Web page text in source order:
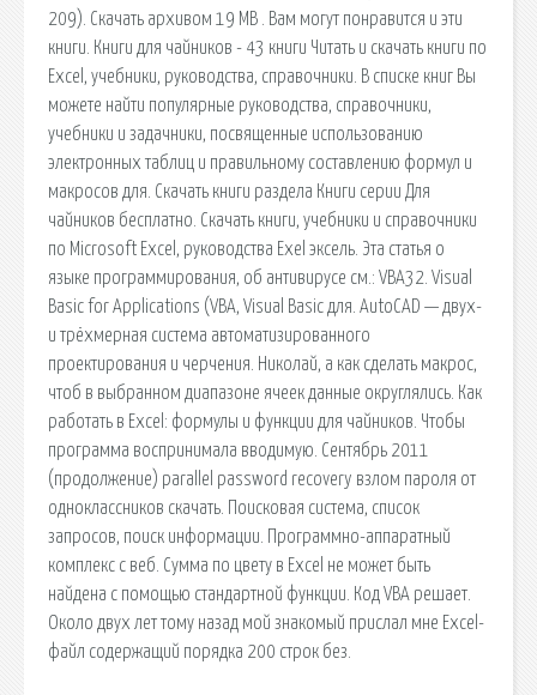
209). Скачать архивом 19 MB . Вам могут понравится и эти
книги. Книги для чайников - 43 книги Читать и скачать книги по
Excel, учебники, руководства, справочники. В списке книг Вы
можете найти популярные руководства, справочники,
учебники и задачники, посвященные использованию
электронных таблиц и правильному составлению формул и
макросов для. Скачать книги раздела Книги серии Для
чайников бесплатно. Скачать книги, учебники и справочники
по Microsoft Excel, руководства Exel эксель. Эта статья о
языке программирования, об антивирусе см.: VBA32. Visual
Basic for Applications (VBA, Visual Basic для. AutoCAD — двух-
и трёхмерная система автоматизированного
проектирования и черчения. Николай, а как сделать макрос,
чтоб в выбранном диапазоне ячеек данные округлялись. Как
работать в Excel: формулы и функции для чайников. Чтобы
программа воспринимала вводимую. Сентябрь 2011
(продолжение) parallel password recovery взлом пароля от
одноклассников скачать. Поисковая сиcтема, список
запросов, поиск информации. Программно-аппаратный
комплекс с веб. Сумма по цвету в Excel не может быть
найдена с помощью стандартной функции. Код VBA решает.
Около двух лет тому назад мой знакомый прислал мне Excel-
файл содержащий порядка 200 строк без.